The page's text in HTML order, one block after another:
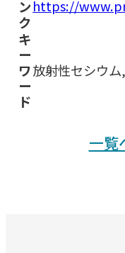
ン
ク
https://
キ
ー
ワ
ー
ド
放射性セシウ
一覧